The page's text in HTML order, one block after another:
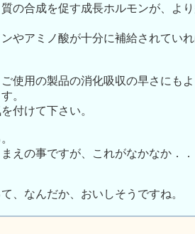
の合成を促す成長ホルモンが、よ
やアミノ酸が十分に補給されてい
使用の製品の消化吸収の早さにもよ
。
付けて下さい。
えの事ですが、これがなかなか．
、なんだか、おいしそうですね。